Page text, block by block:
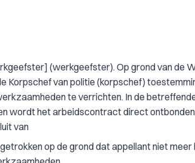
(werkgeefster). Op grond van de
Korpschef van politie (korpschef)
te verrichten. In de
wordt het arbeidscontract direct
van
op de grond dat appellant niet